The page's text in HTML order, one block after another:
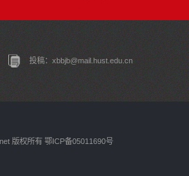
投稿：xbbjb@mail.hust.edu.cn
版权所有 鄂ICP备05011690号